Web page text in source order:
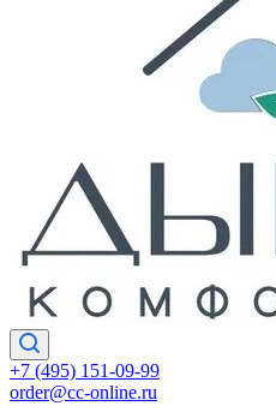
+7 (495) 151-09-99
order@cc-online.ru